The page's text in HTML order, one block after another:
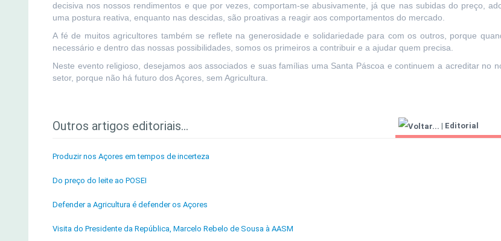
decisiva nos nossos rendimentos e que por vezes, comportam-se abusivamente, já que nas subidas do preço,
uma postura reativa, enquanto nas descidas, são proativas a reagir aos comportamentos do mercado.
A fé de muitos agricultores também se reflete na generosidade e solidariedade para com os outros, porque
necessário e dentro das nossas possibilidades, somos os primeiros a contribuir e a ajudar quem precisa.
Neste evento religioso, desejamos aos associados e suas famílias uma Santa Páscoa e continuem a acreditar no
setor, porque não há futuro dos Açores, sem Agricultura.
Outros artigos editoriais... | Editorial
Produzir nos Açores em tempos de incerteza
Do preço do leite ao POSEI
Defender a Agricultura é defender os Açores
Visita do Presidente da República, Marcelo Rebelo de Sousa à AASM